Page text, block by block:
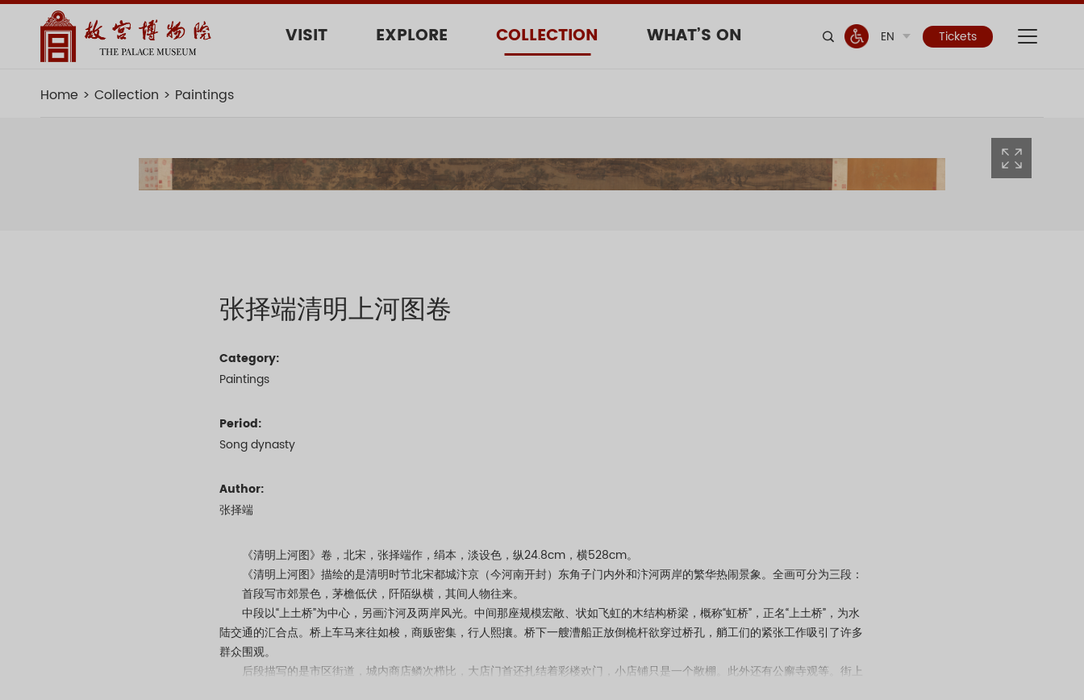
VISIT EXPLORE COLLECTION WHAT’S ON EN Tickets
Home Collection Paintings
张择端清明上河图卷
Category:
Paintings
Period:
Song dynasty
Author:
张择端
《清明上河图》卷，北宋，张择端作，绢本，淡设色，纵24.8cm，横528cm。
《清明上河图》描绘的是清明时节北宋都城汴京（今河南开封）东角子门内外和汴河两岸的繁华热闹景象。全画可分为三段：
首段写市郊景色，茅檐低伏，阡陌纵横，其间人物往来。
中段以“上土桥”为中心，另画汴河及两岸风光。中间那座规模宏敞、状如飞虹的木结构桥梁，概称“虹桥”，正名“上土桥”，为水
陆交通的汇合点。桥上车马来往如梭，商贩密集，行人熙攘。桥下一艘漕船正放倒桅杆欲穿过桥孔，艄工们的紧张工作吸引了许多
群众围观。
后段描写的是市区街道，城内商店鳞次栉比，大店门首还扎结着彩楼欢门，小店铺只是一个敞棚。此外还有公廨寺观等。街上